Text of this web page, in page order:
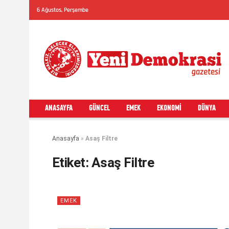
6 Ağustos, Perşembe
ANASAYFA GÜNCEL EMEK EKONOMI DÜNYA
Anasayfa » Asaş Filtre
Etiket: Asaş Filtre
EMEK